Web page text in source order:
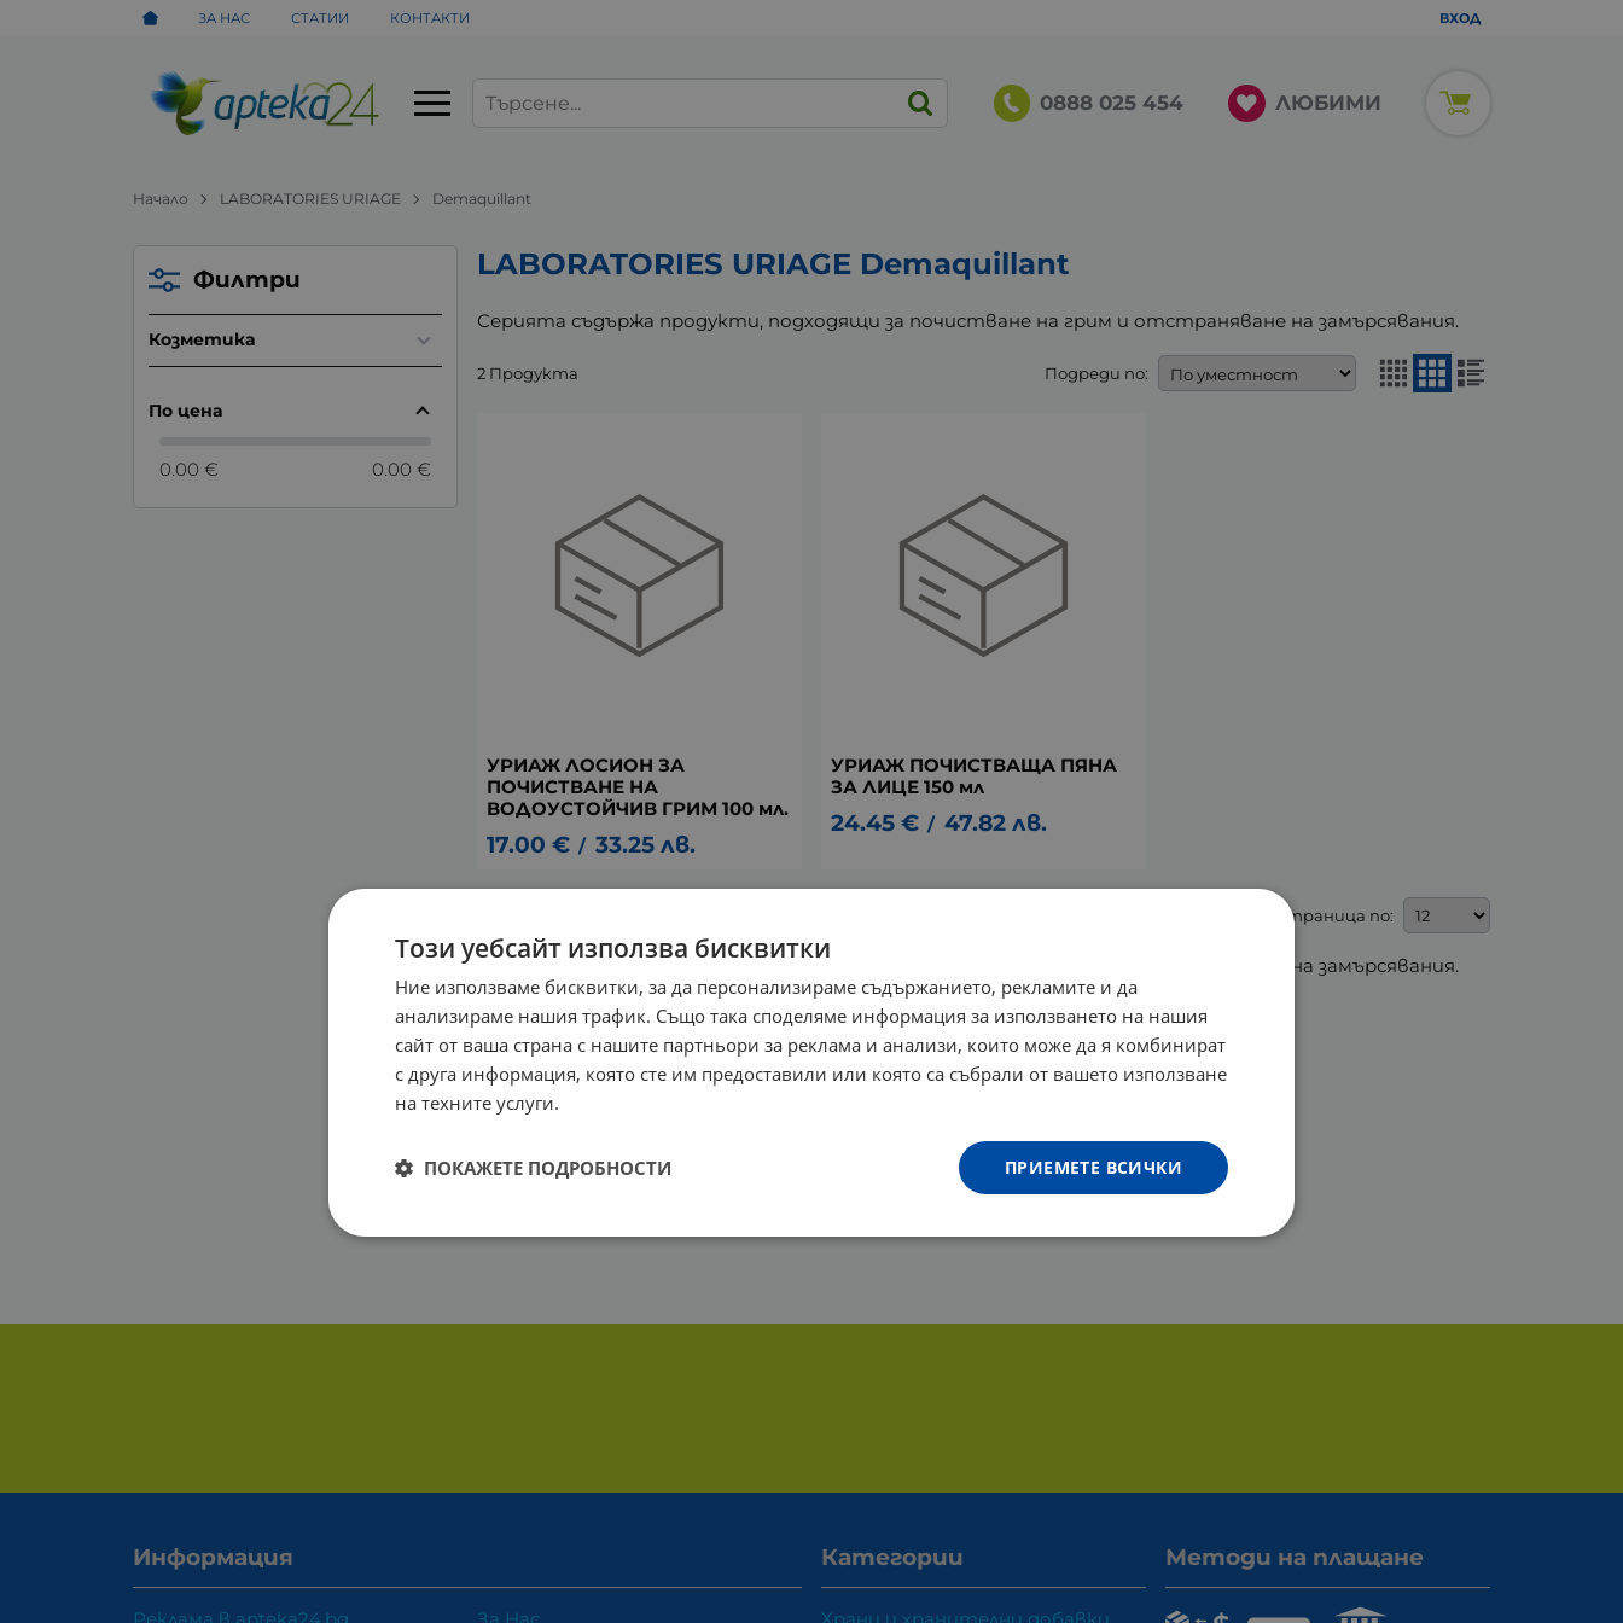
ЗА НАС СТАТИИ КОНТАКТИ ВХОД
0888 025 454 ЛЮБИМИ
Начало LABORATORIES URIAGE Demaquillant
LABORATORIES URIAGE Demaquillant
Серията съдържа продукти, подходящи за почистване на грим и отстраняване на замърсявания.
2 Продукта Подреди по:
УРИАЖ ЛОСИОН ЗА
ПОЧИСТВАНЕ НА
ВОДОУСТОЙЧИВ ГРИМ 100 мл.
17.00 € / 33.25 лв.
УРИАЖ ПОЧИСТВАЩА ПЯНА
ЗА ЛИЦЕ 150 мл
24.45 € / 47.82 лв.
На страница по:
Серията съдържа продукти, подходящи за почистване на грим и отстраняване на замърсявания.
Филтри
Козметика
По цена
0.00 € 0.00 €
Информация Категории Методи на плащане
Този уебсайт използва бисквитки
Ние използваме бисквитки, за да персонализираме съдържанието, рекламите и да
анализираме нашия трафик. Също така споделяме информация за използването на нашия
сайт от ваша страна с нашите партньори за реклама и анализи, които може да я комбинират
с друга информация, която сте им предоставили или която са събрали от вашето използване
на техните услуги.
ПРИЕМЕТЕ ВСИЧКИ
ПОКАЖЕТЕ ПОДРОБНОСТИ